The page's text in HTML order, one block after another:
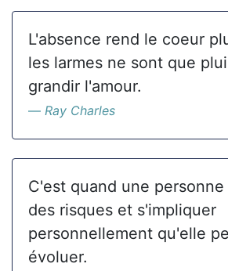
L'absence rend le coeur
les larmes ne sont que
grandir l'amour.
Ray Charles
C'est quand une
des risques et s'impliquer
personnellement qu'elle
évoluer.